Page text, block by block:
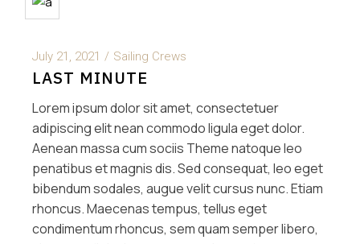
July 21, 2021 Sailing Crews
LAST MINUTE
Lorem ipsum dolor sit amet, consectetuer
adipiscing elit nean commodo ligula eget dolor.
Aenean massa cum sociis Theme natoque leo
penatibus et magnis dis. Sed consequat, leo eget
bibendum sodales, augue velit cursus nunc. Etiam
rhoncus. Maecenas tempus, tellus eget
condimentum rhoncus, sem quam semper libero,